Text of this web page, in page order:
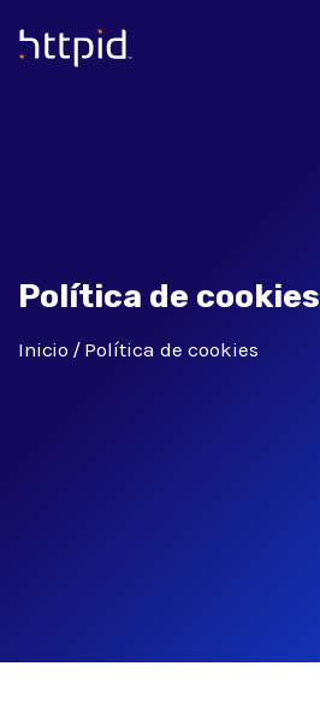
™
Política de cookies
Inicio Política de cookies